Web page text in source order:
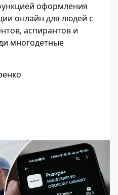
оформления
онлайн для людей с
аспирантов и
многодетные